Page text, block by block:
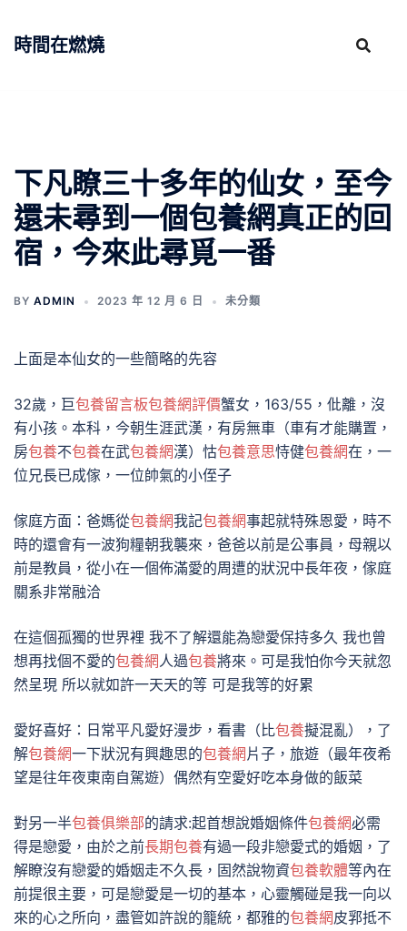
時間在燃燒
下凡瞭三十多年的仙女，至今
還未尋到一個包養網真正的回
宿，今來此尋覓一番
BY ADMIN 2023 年 12 月 6 日 未分類
上面是本仙女的一些簡略的先容
32歲，巨包養留言板包養網評價蟹女，163/55，仳離，沒
有小孩。本科，今朝生涯武漢，有房無車（車有才能購置，
房包養不包養在武包養網漢）怙包養意思恃健包養網在，一
位兄長已成傢，一位帥氣的小侄子
傢庭方面：爸媽從包養網我記包養網事起就特殊恩愛，時不
時的還會有一波狗糧朝我襲來，爸爸以前是公事員，母親以
前是教員，從小在一個佈滿愛的周遭的狀況中長年夜，傢庭
關系非常融洽
在這個孤獨的世界裡 我不了解還能為戀愛保持多久 我也曾
想再找個不愛的包養網人過包養將來。可是我怕你今天就忽
然呈現 所以就如許一天天的等 可是我等的好累
愛好喜好：日常平凡愛好漫步，看書（比包養擬混亂），了
解包養網一下狀況有興趣思的包養網 片子，旅遊（最年夜希
望是往年夜東南自駕遊）偶然有空愛好吃本身做的飯菜
對另一半包養俱樂部的請求:起首想說婚姻條件包養網必需
得是戀愛，由於之前長期包養有過一段非戀愛式的婚姻，了
解瞭沒有戀愛的婚姻走不久長，固然說物資包養軟體等內在
前提很主要，可是戀愛是一切的基本，心靈觸碰是我一向以
來的心之所向，盡管如許說的籠統，都雅的包養網皮郛抵不